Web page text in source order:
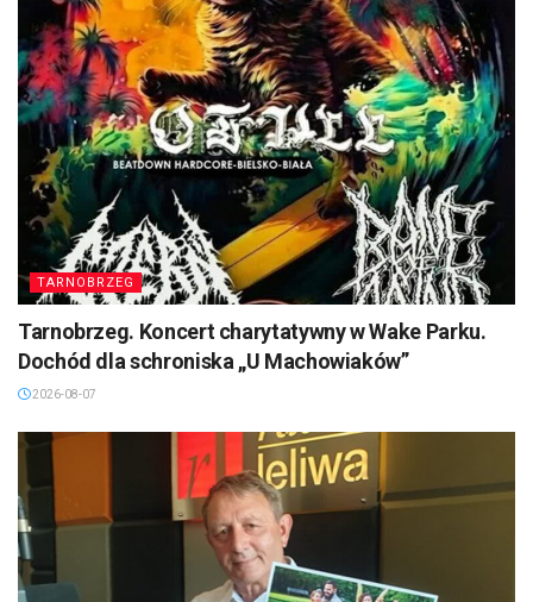
TARNOBRZEG
Tarnobrzeg. Koncert charytatywny w Wake Parku.
Dochód dla schroniska „U Machowiaków”
2026-08-07